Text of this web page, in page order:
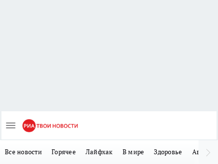
Все новости Горячее Лайфхак В мире Здоровье Авто